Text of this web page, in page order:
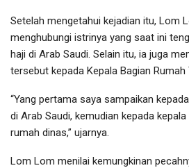
Setelah mengetahui kejadian itu, Lom
menghubungi istrinya yang saat ini
haji di Arab Saudi. Selain itu, ia juga
tersebut kepada Kepala Bagian Rumah
“Yang pertama saya sampaikan
di Arab Saudi, kemudian kepada
rumah dinas,” ujarnya.
Lom Lom menilai kemungkinan